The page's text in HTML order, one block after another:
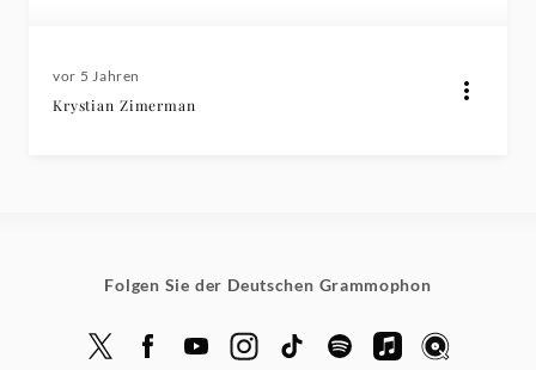
vor 5 Jahren
Krystian Zimerman
Folgen Sie der Deutschen Grammophon